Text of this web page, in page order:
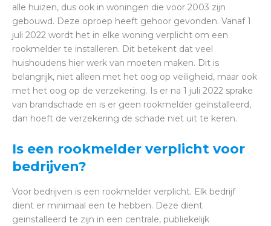
alle huizen, dus ook in woningen die voor 2003 zijn
gebouwd. Deze oproep heeft gehoor gevonden. Vanaf 1
juli 2022 wordt het in elke woning verplicht om een
rookmelder te installeren. Dit betekent dat veel
huishoudens hier werk van moeten maken. Dit is
belangrijk, niet alleen met het oog op veiligheid, maar ook
met het oog op de verzekering. Is er na 1 juli 2022 sprake
van brandschade en is er geen rookmelder geïnstalleerd,
dan hoeft de verzekering de schade niet uit te keren.
Is een rookmelder verplicht voor
bedrijven?
Voor bedrijven is een rookmelder verplicht. Elk bedrijf
dient er minimaal een te hebben. Deze dient
geïnstalleerd te zijn in een centrale, publiekelijk